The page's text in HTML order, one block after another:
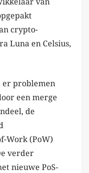
crypto-
Luna en Celsius,
er problemen
een merge
de
Work (PoW)
verder
nieuwe PoS-